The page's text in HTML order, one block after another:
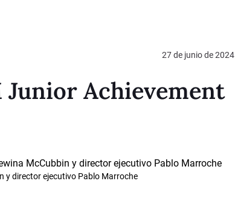
27 de junio de 2024
Junior Achievement
y director ejecutivo Pablo Marroche